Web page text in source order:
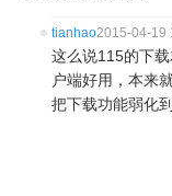
tianhao2015-04-19
这么说115的下
户端好用，本来
把下载功能弱化